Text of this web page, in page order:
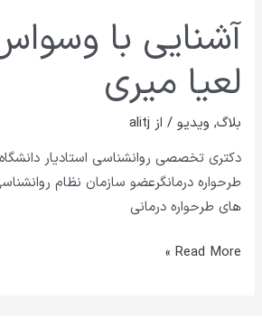
آشنایی با
لعیا میری
بلاگ, ویدیو / از alitj
دکتری تخصصی روانشناسی استادیار
طرحواره درمانگرعضو سازمان نظام
های طرحواره درمانی
Read More »